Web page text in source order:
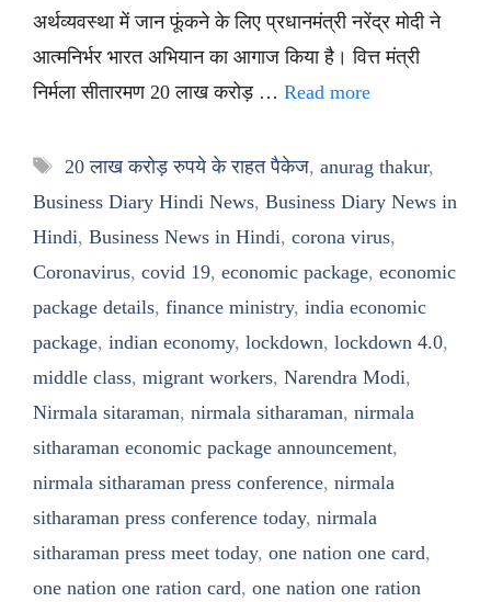
अर्थव्यवस्था में जान फूंकने के लिए प्रधानमंत्री नरेंद्र मोदी ने
आत्मनिर्भर भारत अभियान का आगाज किया है। वित्त मंत्री
निर्मला सीतारमण 20 लाख करोड़ … Read more
Tags
20 लाख करोड़ रुपये के राहत पैकेज, anurag thakur,
Business Diary Hindi News, Business Diary News in
Hindi, Business News in Hindi, corona virus,
Coronavirus, covid 19, economic package, economic
package details, finance ministry, india economic
package, indian economy, lockdown, lockdown 4.0,
middle class, migrant workers, Narendra Modi,
Nirmala sitaraman, nirmala sitharaman, nirmala
sitharaman economic package announcement,
nirmala sitharaman press conference, nirmala
sitharaman press conference today, nirmala
sitharaman press meet today, one nation one card,
one nation one ration card, one nation one ration